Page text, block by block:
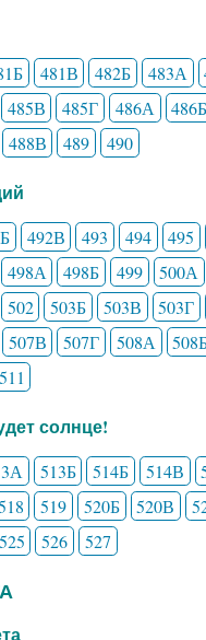
481В 482Б 483А
485В 485Г 486А 486Б
488В 489 490
492В 493 494 495
498А 498Б 499 500А
502 503Б 503В 503Г
507В 507Г 508А
511
солнце!
513Б 514Б 514В
519 520Б 520В
525 526 527